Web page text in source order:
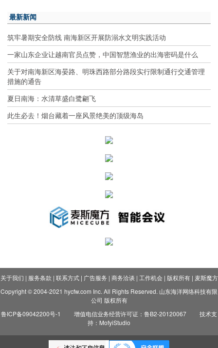
最新新闻
筑牢暑期安全防线 南海新区开展防溺水文明实践活动
一家山东企业让越南官员点赞，中国智慧渔业的出海密码是什么
关于对南海新区海晏路、明珠西路部分路段实行限制通行交通管理
措施的通告
夏日南海：水清草盛白鹭翩飞
此生必去！烟台藏着一座风景绝美的顶级海岛
关于我们 | 服务条款 | 联系方式| 广告服务 | 商务洽谈 | 工作机会| 版权所有| 麦斯魔方
Copyright © 2004-2021 hycfw.com Inc. All Rights Reserved. 山东海洋网络科技有限
公司 版权所有
鲁ICP备09042200号-1
增值电信业务经营许可证：鲁B2-20120067
技术支
持：MofyiStudio